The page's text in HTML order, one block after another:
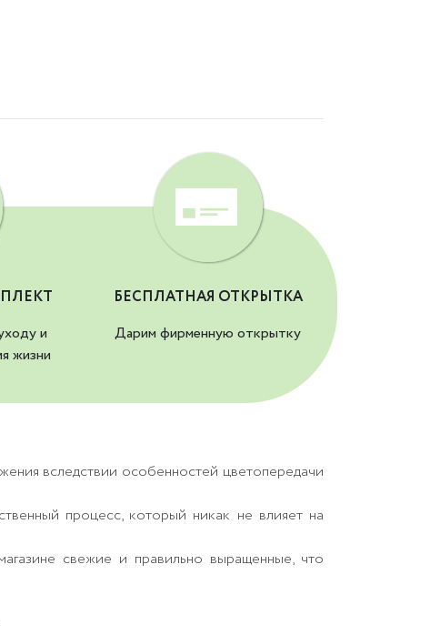
и
жизни
БЕСПЛАТНАЯ ОТКРЫТКА
Дарим фирменную открытку
вследствии особенностей цветопередачи
процесс, который никак не влияет на
свежие и правильно выращенные, что